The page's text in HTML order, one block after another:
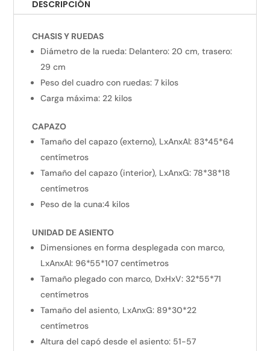
DESCRIPCIÓN
CHASIS Y RUEDAS
Diámetro de la rueda: Delantero: 20 cm, trasero:
29 cm
Peso del cuadro con ruedas: 7 kilos
Carga máxima: 22 kilos
CAPAZO
Tamaño del capazo (externo), LxAnxAl: 83*45*64
centímetros
Tamaño del capazo (interior), LxAnxG: 78*38*18
centímetros
Peso de la cuna:4 kilos
UNIDAD DE ASIENTO
Dimensiones en forma desplegada con marco,
LxAnxAl: 96*55*107 centímetros
Tamaño plegado con marco, DxHxV:32*55*71
centímetros
Tamaño del asiento, LxAnxG: 89*30*22
centímetros
Altura del capó desde el asiento: 51-57